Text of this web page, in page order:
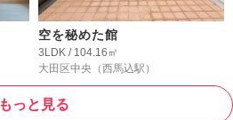
空を秘めた館
3LDK / 104.16㎡
大田区中央 （西馬込駅）
もっと見る